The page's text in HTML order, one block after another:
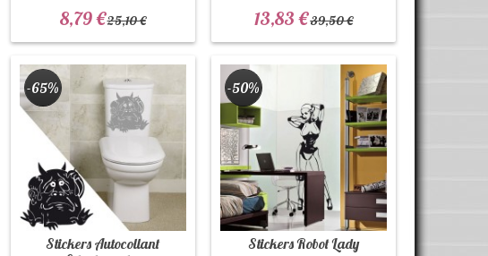
8,79 €25,10 € 13,83 €39,50 €
Stickers Autocollant
-65%
Stickers Robot Lady
-50%